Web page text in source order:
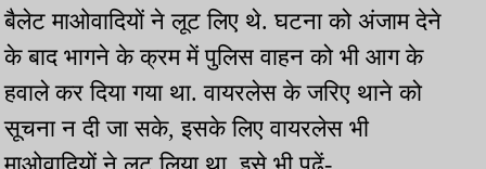
बैलेट माओवादियों ने लूट लिए थे. घटना को अंजाम देने
के बाद भागने के क्रम में पुलिस वाहन को भी आग के
हवाले कर दिया गया था. वायरलेस के जरिए थाने को
सूचना न दी जा सके, इसके लिए वायरलेस भी